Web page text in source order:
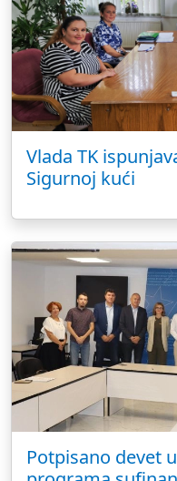
Vlada TK
Sigurnoj kući
Potpisano devet